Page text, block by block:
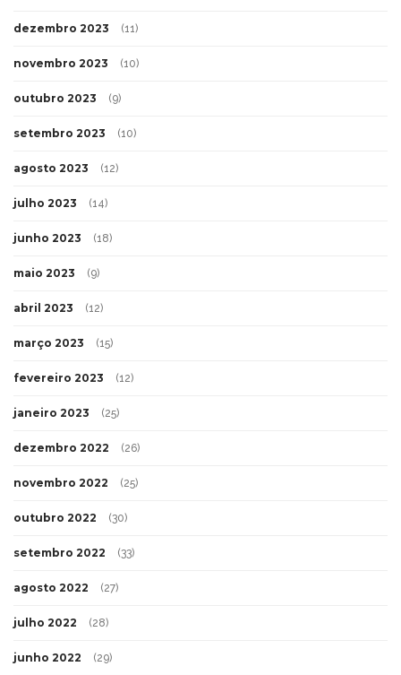
dezembro 2023 (11)
novembro 2023 (10)
outubro 2023 (9)
setembro 2023 (10)
agosto 2023 (12)
julho 2023 (14)
junho 2023 (18)
maio 2023 (9)
abril 2023 (12)
março 2023 (15)
fevereiro 2023 (12)
janeiro 2023 (25)
dezembro 2022 (26)
novembro 2022 (25)
outubro 2022 (30)
setembro 2022 (33)
agosto 2022 (27)
julho 2022 (28)
junho 2022 (29)